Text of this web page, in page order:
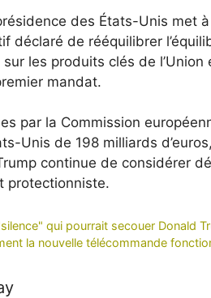
des États-Unis met
déclaré de rééquilibrer
les produits clés de
mandat.
par la Commission
Unis de 198 milliards
continue de considérer
protectionniste.
qui pourrait secouer Donald
la nouvelle télécommande